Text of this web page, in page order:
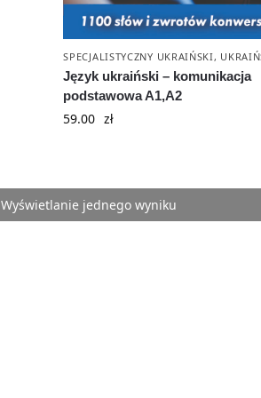
SPECJALISTYCZNY UKRAIŃSKI,
Język ukraiński – komunikacja
podstawowa A1,A2
59.00 zł
Wyświetlanie jednego wyniku